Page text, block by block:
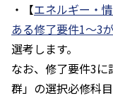
・【エネルギー・
ある修了要件1～3
選考します。
なお、修了要件3
群」の選択必修科